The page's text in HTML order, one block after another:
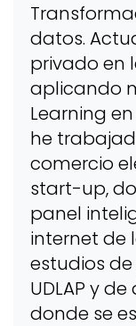
datos.
privado en
aplicando
Learning
he
comercio
start-up,
panel
internet de
estudios
UDLAP y
donde se